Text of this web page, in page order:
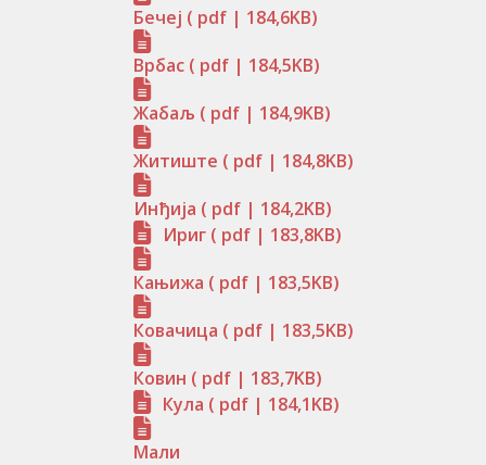
Бечеј ( pdf | 184,6KB)
Врбас ( pdf | 184,5KB)
Жабаљ ( pdf | 184,9KB)
Житиште ( pdf | 184,8KB)
Инђија ( pdf | 184,2KB)
Ириг ( pdf | 183,8KB)
Кањижа ( pdf | 183,5KB)
Ковачица ( pdf | 183,5KB)
Ковин ( pdf | 183,7KB)
Кула ( pdf | 184,1KB)
Мали